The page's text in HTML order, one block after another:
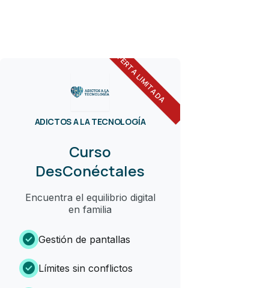
OFERTA LIMITADA
ADICTOS A LA TECNOLOGÍA
Curso
DesConéctales
Encuentra el equilibrio digital
en familia
check_circle Gestión de pantallas
check_circle Límites sin conflictos